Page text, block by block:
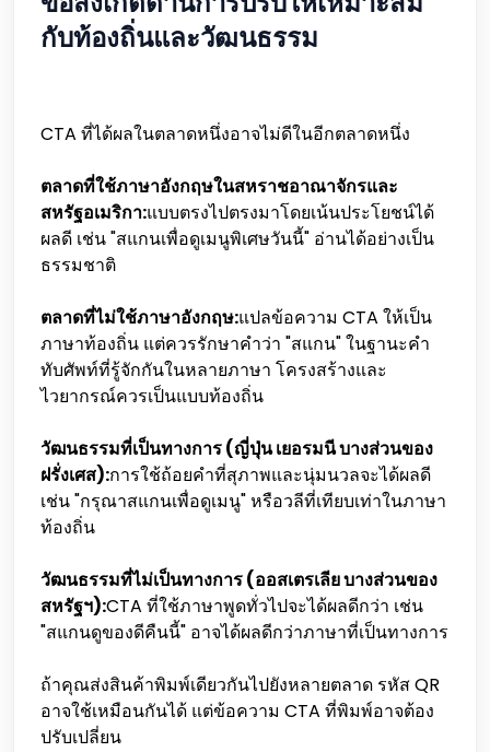
กับท้องถิ่นและวัฒนธรรม
CTA ที่ได้ผลในตลาดหนึ่งอาจไม่ดีในอีกตลาดหนึ่ง
ตลาดที่ใช้ภาษาอังกฤษในสหราชอาณาจักรและ
สหรัฐอเมริกา:แบบตรงไปตรงมาโดยเน้นประโยชน์ได้
ผลดี เช่น "สแกนเพื่อดูเมนูพิเศษวันนี้" อ่านได้อย่างเป็น
ธรรมชาติ
ตลาดที่ไม่ใช้ภาษาอังกฤษ:แปลข้อความ CTA ให้เป็น
ภาษาท้องถิ่น แต่ควรรักษาคำว่า "สแกน" ในฐานะคำ
ทับศัพท์ที่รู้จักกันในหลายภาษา โครงสร้างและ
ไวยากรณ์ควรเป็นแบบท้องถิ่น
วัฒนธรรมที่เป็นทางการ (ญี่ปุ่น เยอรมนี บางส่วนของ
ฝรั่งเศส):การใช้ถ้อยคำที่สุภาพและนุ่มนวลจะได้ผลดี
เช่น "กรุณาสแกนเพื่อดูเมนู" หรือวลีที่เทียบเท่าในภาษา
ท้องถิ่น
วัฒนธรรมที่ไม่เป็นทางการ (ออสเตรเลีย บางส่วนของ
สหรัฐฯ):CTA ที่ใช้ภาษาพูดทั่วไปจะได้ผลดีกว่า เช่น
"สแกนดูของดีคืนนี้" อาจได้ผลดีกว่าภาษาที่เป็นทางการ
ถ้าคุณส่งสินค้าพิมพ์เดียวกันไปยังหลายตลาด รหัส QR
อาจใช้เหมือนกันได้ แต่ข้อความ CTA ที่พิมพ์อาจต้อง
ปรับเปลี่ยน